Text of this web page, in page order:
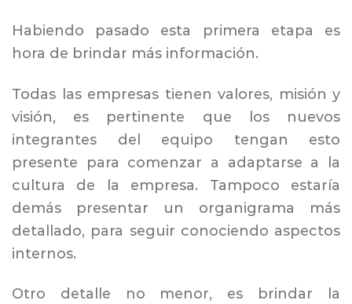
Habiendo pasado esta primera etapa es
hora de brindar más información.
Todas las empresas tienen valores, misión y
visión, es pertinente que los nuevos
integrantes del equipo tengan esto
presente para comenzar a adaptarse a la
cultura de la empresa. Tampoco estaría
demás presentar un organigrama más
detallado, para seguir conociendo aspectos
internos.
Otro detalle no menor, es brindar la